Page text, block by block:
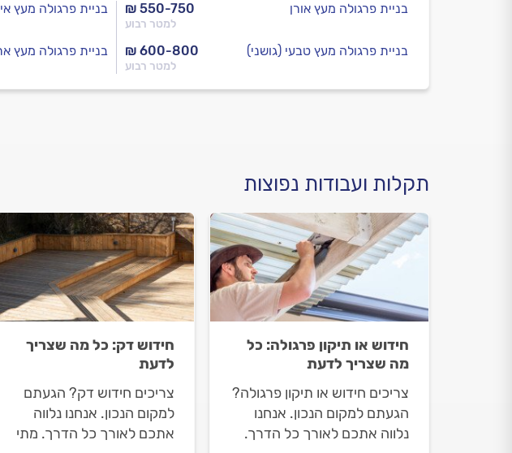
₪ 550-750
למטר רבוע
בניית פרגולה מעץ אורן
₪ 600-800
למטר רבוע
בניית פרגולה מעץ טבעי (גושני)
בניית פרגולה מעץ
בניית פרגולה מעץ
תקלות ועבודות נפוצות
חידוש או תיקון פרגולה: כל
מה שצריך לדעת
צריכים חידוש או תיקון פרגולה?
הגעתם למקום הנכון. אנחנו
נלווה אתכם לאורך כל הדרך.
חידוש דק: כל מה שצריך
לדעת
צריכים חידוש דק? הגעתם
למקום הנכון. אנחנו נלווה
אתכם לאורך כל הדרך. מתי